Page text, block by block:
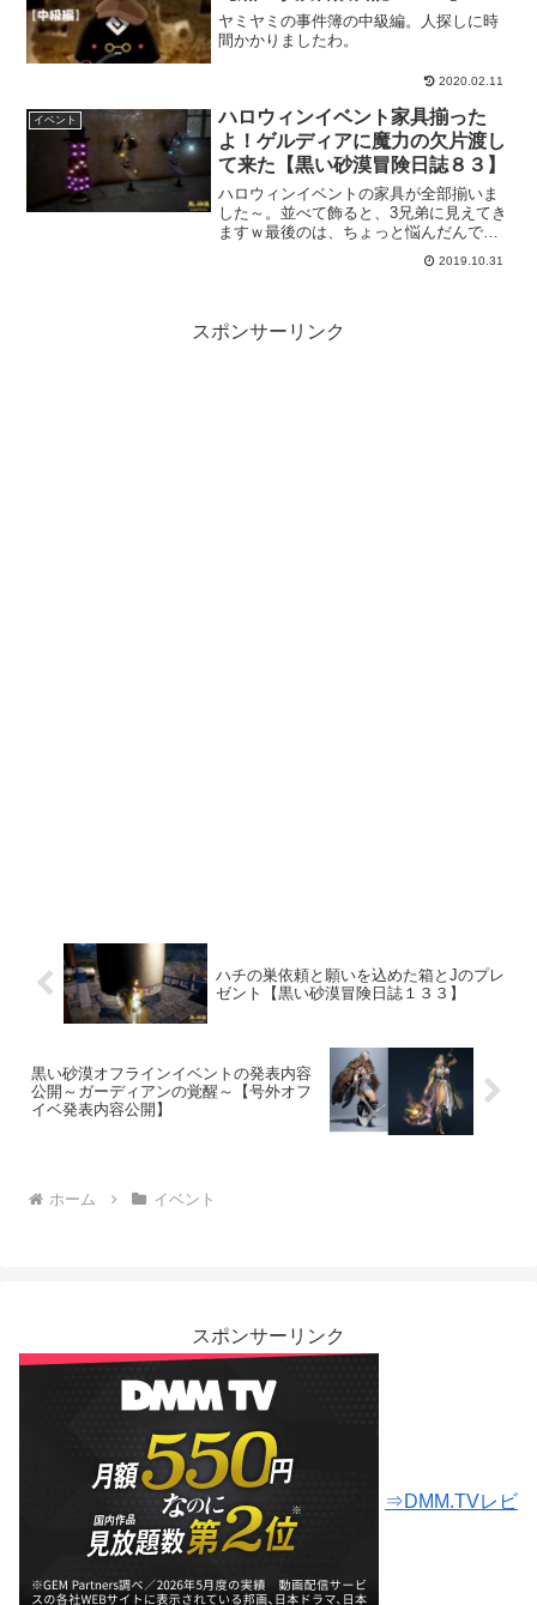
ヤミヤミの事件簿の中級編。人探しに時
間かかりましたわ。
2020.02.11
イベント
ハロウィンイベント家具揃った
よ！ゲルディアに魔力の欠片渡し
て来た【黒い砂漠冒険日誌８３】
ハロウィンイベントの家具が全部揃いま
した～。並べて飾ると、3兄弟に見えてき
ますｗ最後のは、ちょっと悩んだんです
けどネタにもなると思って交換してきま
2019.10.31
スポンサーリンク
ハチの巣依頼と願いを込めた箱とJのプレ
ゼント【黒い砂漠冒険日誌１３３】
黒い砂漠オフラインイベントの発表内容
公開～ガーディアンの覚醒～【号外オフ
イベ発表内容公開】
ホーム イベント
スポンサーリンク
⇒DMM.TVレビ